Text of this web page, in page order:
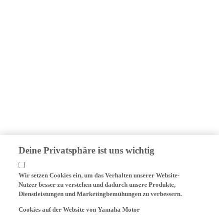
Deine Privatsphäre ist uns wichtig
Wir setzen Cookies ein, um das Verhalten unserer Website-
Nutzer besser zu verstehen und dadurch unsere Produkte,
Dienstleistungen und Marketingbemühungen zu verbessern.
Cookies auf der Website von Yamaha Motor